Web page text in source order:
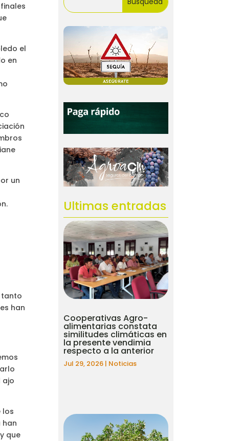
el
en
un
tanto
han
ajo
los
han
que
Ultimas entradas
Cooperativas Agro-
alimentarias constata
similitudes climáticas en
la presente vendimia
respecto a la anterior
Jul 29, 2026 | Noticias